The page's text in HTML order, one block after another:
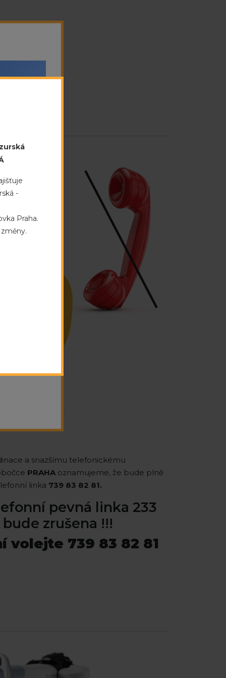
linky
a snazšímu telefonickému
PRAHA oznamujeme, že bude plně
linka 739 83 82 81.
pevná linka 233
bude zrušena !!!
volejte 739 83 82 81
prostor.
-
Praha.